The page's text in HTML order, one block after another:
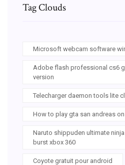
Tag Clouds
Microsoft webcam software
Adobe flash professional cs6
version
Telecharger daemon tools lite
How to play gta san andreas
Naruto shippuden ultimate
burst xbox 360
Coyote gratuit pour android